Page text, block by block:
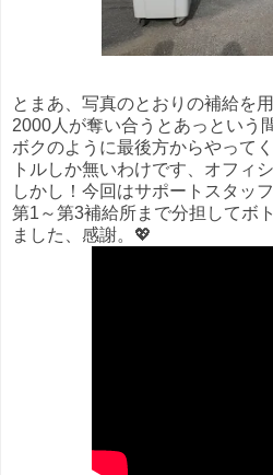
とまあ、写真のとおりの補給を
2000人が奪い合うとあっという
ボクのように最後方からやって
トルしか無いわけです、オフィ
しかし！今回はサポートスタッ
第1～第3補給所まで分担してボ
ました、感謝。💖